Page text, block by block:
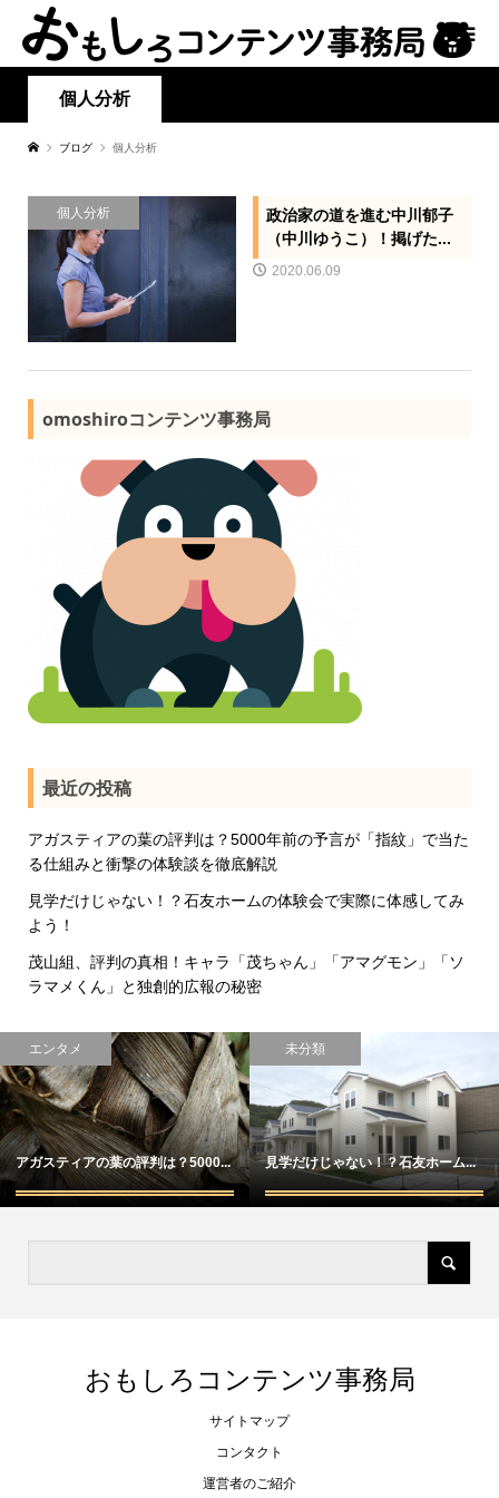
個人分析
ブログ 個人分析
個人分析
政治家の道を進む中川郁子
（中川ゆうこ）！掲げた...
2020.06.09
omoshiroコンテンツ事務局
最近の投稿
アガスティアの葉の評判は？5000年前の予言が「指紋」で当た
る仕組みと衝撃の体験談を徹底解説
見学だけじゃない！？石友ホームの体験会で実際に体感してみ
よう！
茂山組、評判の真相！キャラ「茂ちゃん」「アマグモン」「ソ
ラマメくん」と独創的広報の秘密
エンタメ
アガスティアの葉の評判は？5000...
未分類
見学だけじゃない！？石友ホーム...
おもしろコンテンツ事務局
サイトマップ
コンタクト
運営者のご紹介